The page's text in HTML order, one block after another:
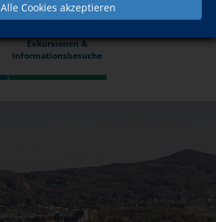
Alle Cookies akzeptieren
Exkursionen &
Informationsbesuche